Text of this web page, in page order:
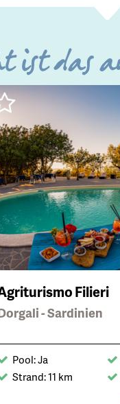
ist das
Filieri
- Sardinien
Pool: Ja
Strand: 11 km